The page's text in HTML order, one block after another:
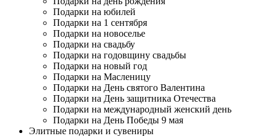
Подарки на юбилей
Подарки на 1 сентября
Подарки на новоселье
Подарки на свадьбу
Подарки на годовщину свадьбы
Подарки на новый год
Подарки на Масленицу
Подарки на День святого Валентина
Подарки на День защитника Отечества
Подарки на международный женский день
Подарки на День Победы 9 мая
Элитные подарки и сувениры